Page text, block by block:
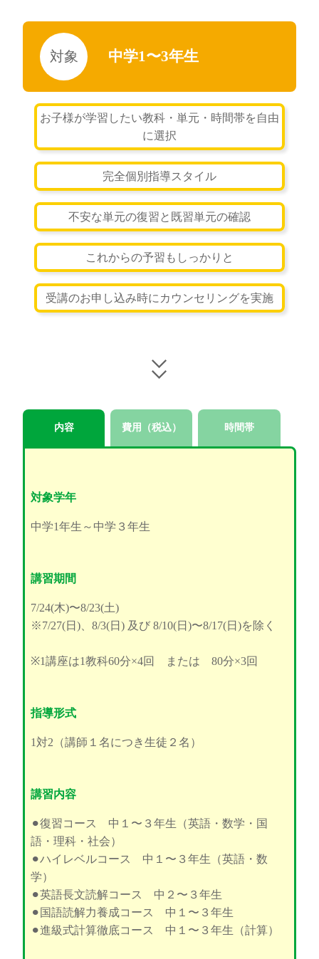
中学1〜3年生
お子様が学習したい教科・単元・時間帯を自由
に選択
完全個別指導スタイル
不安な単元の復習と既習単元の確認
これからの予習もしっかりと
受講のお申し込み時にカウンセリングを実施
内容 費用（税込） 時間帯
対象学年
中学1年生～中学３年生
講習期間
7/24(木)〜8/23(土)
※7/27(日)、8/3(日) 及び 8/10(日)〜8/17(日)を除く
※1講座は1教科60分×4回 または 80分×3回
指導形式
1対2（講師１名につき生徒２名）
講習内容
⚫︎復習コース 中１〜３年生（英語・数学・国
語・理科・社会）
⚫︎ハイレベルコース 中１〜３年生（英語・数
学）
⚫︎英語長文読解コース 中２〜３年生
⚫︎国語読解力養成コース 中１〜３年生
⚫︎進級式計算徹底コース 中１〜３年生（計算）